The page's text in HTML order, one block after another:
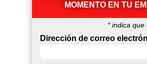
MOMENTO EN TU
*indica que
Dirección de correo